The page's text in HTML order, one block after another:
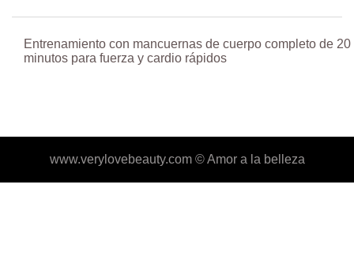
Entrenamiento con mancuernas de cuerpo completo de 20
minutos para fuerza y cardio rápidos
www.verylovebeauty.com ©Amor a la belleza